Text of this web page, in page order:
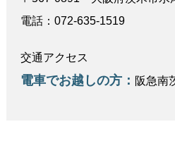
電話：072-635-1519
交通アクセス
電車でお越しの方： 阪急南